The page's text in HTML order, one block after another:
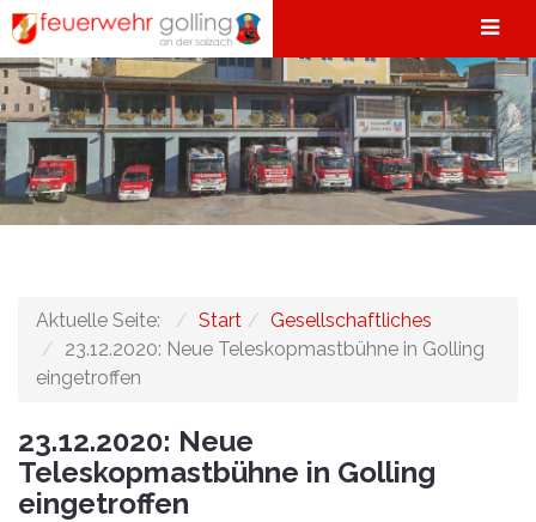
Aktuelle Seite: Start
Gesellschaftliches
23.12.2020: Neue Teleskopmastbühne in Golling
eingetroffen
23.12.2020: Neue
Teleskopmastbühne in Golling
eingetroffen